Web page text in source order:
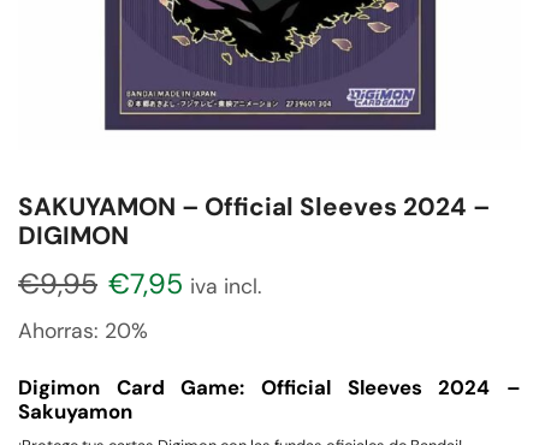
SAKUYAMON – Official Sleeves 2024 –
DIGIMON
€9,95 €7,95 iva incl.
Ahorras: 20%
Digimon Card Game: Official Sleeves 2024 –
Sakuyamon